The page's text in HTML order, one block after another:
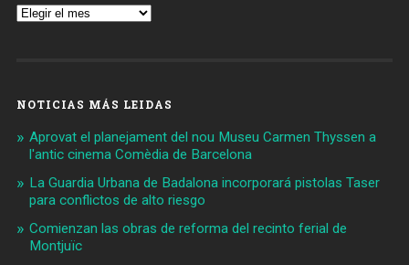
Archivos
NOTICIAS MÁS LEIDAS
Aprovat el planejament del nou Museu Carmen Thyssen a
l'antic cinema Comèdia de Barcelona
La Guardia Urbana de Badalona incorporará pistolas Taser
para conflictos de alto riesgo
Comienzan las obras de reforma del recinto ferial de
Montjuïc